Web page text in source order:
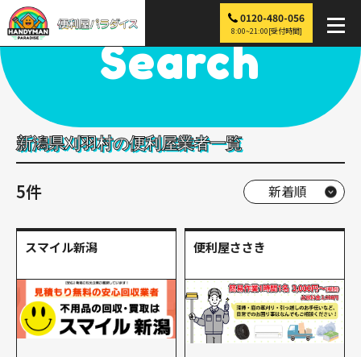
0120-480-056
8:00~21:00[受付時間]
便利屋パラダイス > 探す > 刈羽村
Search
新潟県刈羽村の便利屋業者一覧
5件
スマイル新潟 便利屋ささき